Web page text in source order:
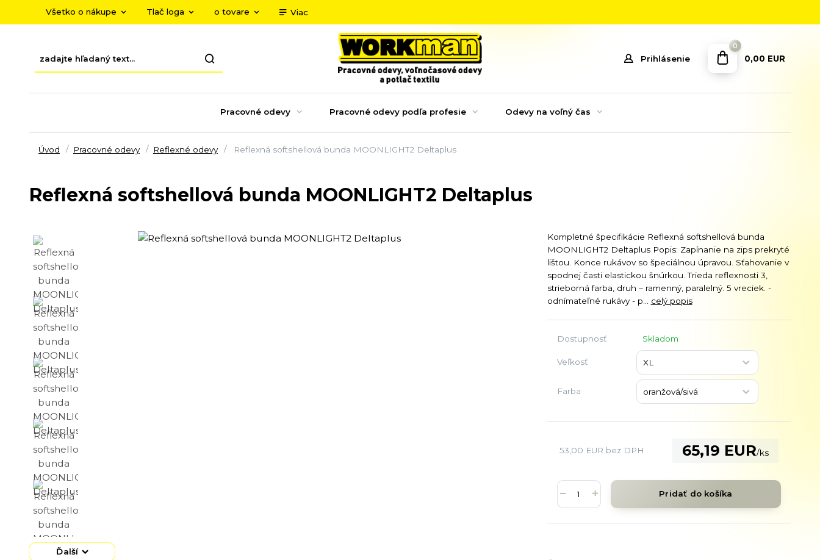
Všetko o nákupe Tlač loga o tovare Viac
Prihlásenie
0
0,00 EUR
Pracovné odevy Pracovné odevy podľa profesie Odevy na voľný čas
Úvod Pracovné odevy Reflexné odevy Reflexná softshellová bunda MOONLIGHT2 Deltaplus
Reflexná softshellová bunda MOONLIGHT2 Deltaplus
Ďalší
Kompletné špecifikácie Reflexná softshellová bunda
MOONLIGHT2 Deltaplus Popis: Zapínanie na zips prekryté
lištou. Konce rukávov so špeciálnou úpravou. Sťahovanie v
spodnej časti elastickou šnúrkou. Trieda reflexnosti 3,
strieborná farba, druh – ramenný, paralelný. 5 vreciek. -
odnímateľné rukávy - p... celý popis
Dostupnosť Skladom
Veľkosť
Farba
65,19 EUR/ks
53,00 EUR bez DPH
Pridať do košíka